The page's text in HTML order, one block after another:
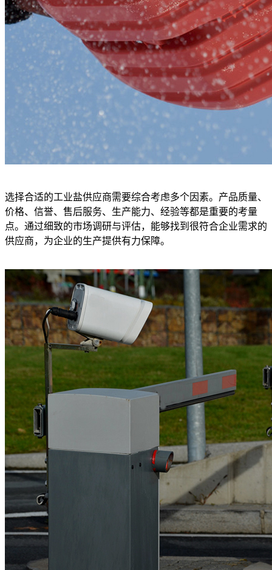
选择合适的工业盐供应商需要综合考虑多个因素。产品质量、
价格、信誉、售后服务、生产能力、经验等都是重要的考量
点。通过细致的市场调研与评估，能够找到很符合企业需求的
供应商，为企业的生产提供有力保障。